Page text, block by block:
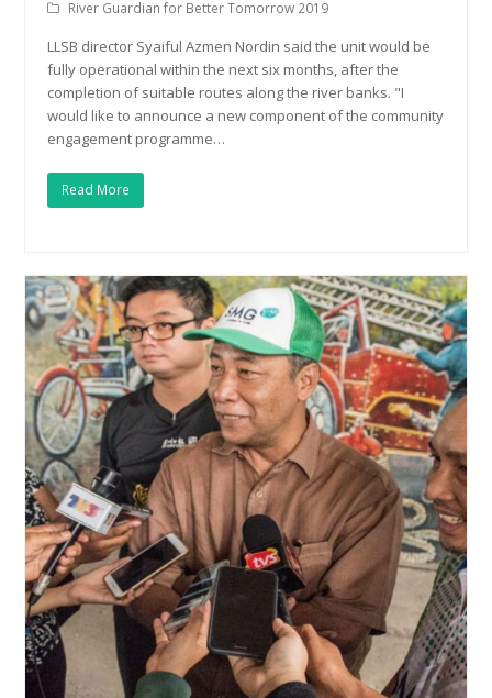
River Guardian for Better Tomorrow 2019
LLSB director Syaiful Azmen Nordin said the unit would be
fully operational within the next six months, after the
completion of suitable routes along the river banks. "I
would like to announce a new component of the community
engagement programme…
Read More